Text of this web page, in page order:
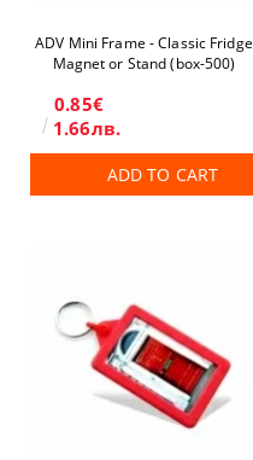
ADV Mini Frame - Classic Fridge
Magnet or Stand (box-500)
0.85€
1.66лв.
ADD TO CART